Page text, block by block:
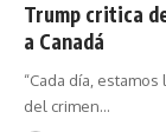
Trump critica
a Canadá
“Cada día,
del crimen…